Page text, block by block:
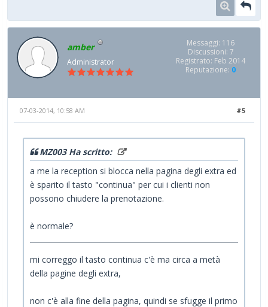
amber
Administrator
Messaggi: 116
Discussioni: 7
Registrato: Feb 2014
Reputazione: 0
#5
07-03-2014, 10:58 AM
MZ003 Ha scritto:
a me la reception si blocca nella pagina degli extra ed
è sparito il tasto "continua" per cui i clienti non
possono chiudere la prenotazione.
è normale?
mi correggo il tasto continua c'è ma circa a metà
della pagine degli extra,
non c'è alla fine della pagina, quindi se sfugge il primo